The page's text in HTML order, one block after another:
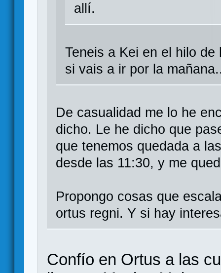
allí.
Teneis a Kei en el hilo
si vais a ir por la
De casualidad me lo he
dicho. Le he dicho que
que tenemos quedada a
desde las 11:30, y me
Propongo cosas que
ortus regni. Y si hay
Confío en Ortus a las